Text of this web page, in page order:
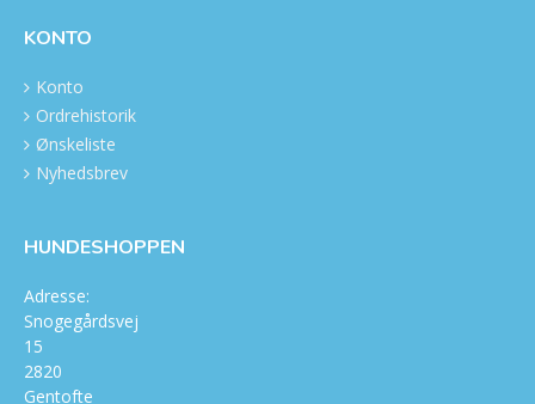
KONTO
Konto
Ordrehistorik
Ønskeliste
Nyhedsbrev
HUNDESHOPPEN
Adresse:
Snogegårdsvej
15
2820
Gentofte